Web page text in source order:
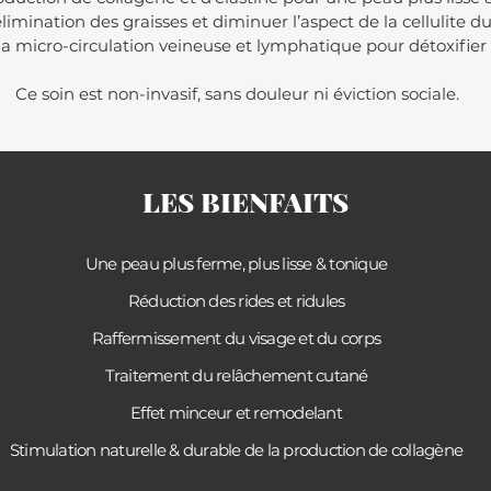
des graisses et diminuer l’aspect de la cellulite
micro-circulation veineuse et lymphatique pour détoxifier
Ce soin est non-invasif, sans douleur ni éviction sociale.
LES BIENFAITS
Une peau plus ferme, plus lisse & tonique
Réduction des rides et ridules
Raffermissement du visage et du corps
Traitement du relâchement cutané
Effet minceur et remodelant
Stimulation naturelle & durable de la production de collagène